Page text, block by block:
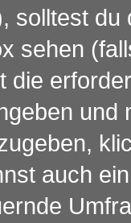
solltest
sehen
die
und
auch